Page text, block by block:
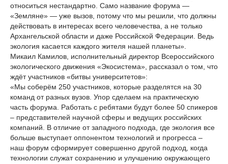
относиться нестандартно. Само название форума —
«Земляне» — уже вызов, потому что мы решили, что должны
действовать в интересах всего человечества, а не только
Архангельской области и даже Российской Федерации. Ведь
экология касается каждого жителя нашей планеты».
Микаил Камилов, исполнительный директор Всероссийского
экологического движения «Экосистема», рассказал о том, что
ждёт участников «битвы университетов»:
«Мы соберём 250 участников, которые разделятся на 30
команд от разных вузов. Упор сделаем на практическую
часть форума. Работать с ребятами будут более 50 спикеров
– представителей научной сферы и ведущих российских
компаний. В отличие от западного подхода, где экология все
больше выступает оппонентом технологий и прогресса –
наш форум сформирует совершенно другой подход, когда
технологии служат сохранению и улучшению окружающего